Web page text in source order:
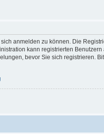
anmelden zu können. Die
kann registrierten
bevor Sie sich registrieren.